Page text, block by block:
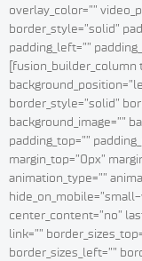
overlay_color=””
border_style=”solid”
padding_left=””
[fusion_builder_column
border_style=”solid”
background_image=””
padding_top=””
margin_top=”0px”
animation_type=””
center_content=”no”
link=””
border_sizes_left=””